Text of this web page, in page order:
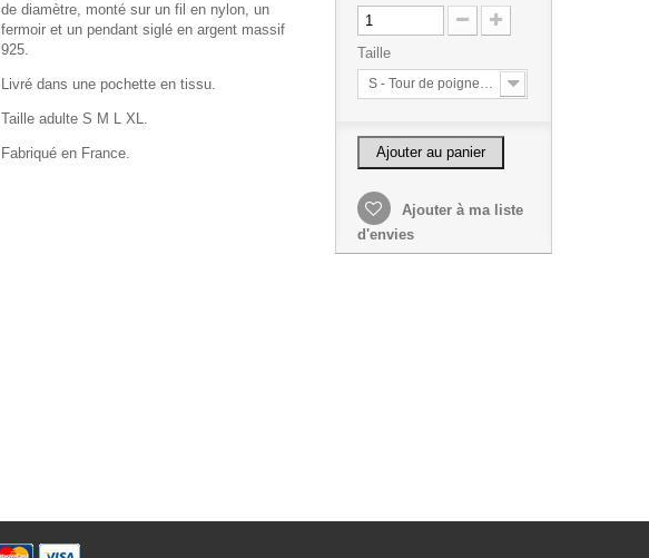
de diamètre, monté sur un fil en nylon, un
fermoir et un pendant siglé en argent massif
925.
Livré dans une pochette en tissu.
Taille adulte S M L XL.
Fabriqué en France.
Taille
S - Tour de poignet mesure bord à bord 15
Ajouter au panier
Ajouter à ma liste
d'envies